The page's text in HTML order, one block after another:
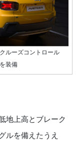
ルーズコントロール
装備
地上高とブレーク
ルを備えたうえ